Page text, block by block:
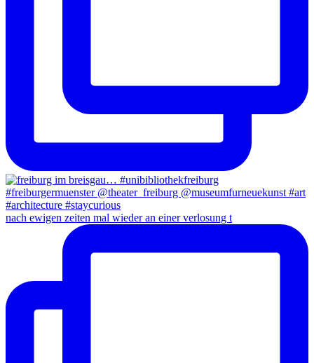
nach ewigen zeiten mal wieder an einer verlosung t